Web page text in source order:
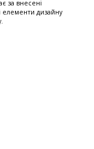
за внесені
елементи дизайну